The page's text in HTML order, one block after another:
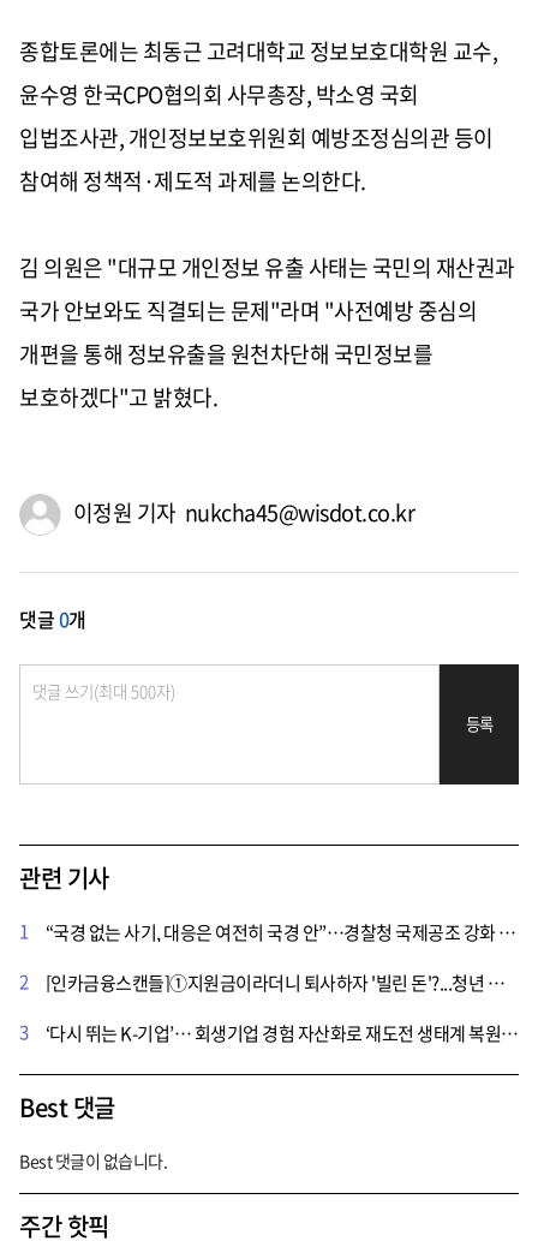
종합토론에는 최동근 고려대학교 정보보호대학원 교수,
윤수영 한국CPO협의회 사무총장, 박소영 국회
입법조사관, 개인정보보호위원회 예방조정심의관 등이
참여해 정책적·제도적 과제를 논의한다.
김 의원은 "대규모 개인정보 유출 사태는 국민의 재산권과
국가 안보와도 직결되는 문제"라며 "사전예방 중심의
개편을 통해 정보유출을 원천차단해 국민정보를
보호하겠다"고 밝혔다.
이정원 기자 nukcha45@wisdot.co.kr
댓글0개
등록
관련 기사
1
“국경 없는 사기, 대응은 여전히 국경 안”…경찰청 국제공조 강화 나섰다
2
[인카금융스캔들]①지원금이라더니 퇴사하자 '빌린 돈'?...청년 채용 미끼 된 인카금융 정착지원금
3
‘다시 뛰는 K-기업’… 회생기업 경험 자산화로 재도전 생태계 복원해야
Best 댓글
Best 댓글이 없습니다.
주간 핫픽